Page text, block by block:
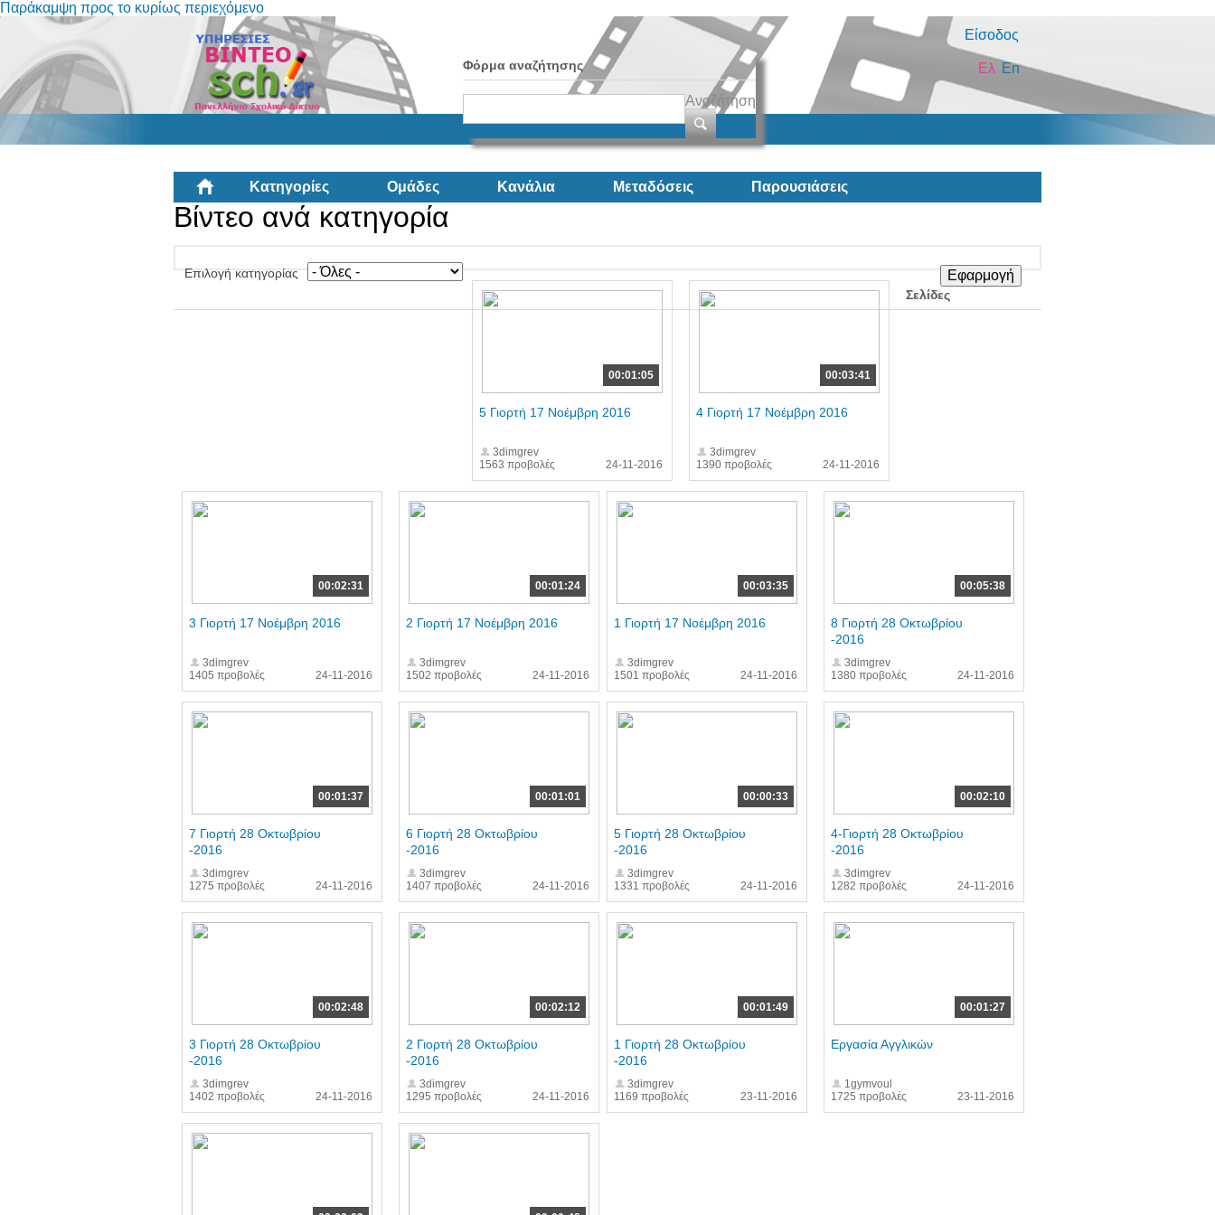
Παράκαμψη προς το κυρίως περιεχόμενο
Είσοδος
Φόρμα αναζήτησης
Αναζήτηση
En
Ελ
Κατηγορίες Ομάδες Κανάλια Μεταδόσεις Παρουσιάσεις
Βίντεο ανά κατηγορία
Επιλογή κατηγορίας
00:01:05
1563 προβολές
5 Γιορτή 17 Νοέμβρη 2016
3dimgrev
24-11-2016
00:03:41
1390 προβολές
4 Γιορτή 17 Νοέμβρη 2016
3dimgrev
24-11-2016
00:02:31
1405 προβολές
3 Γιορτή 17 Νοέμβρη 2016
3dimgrev
24-11-2016
00:01:24
1502 προβολές
2 Γιορτή 17 Νοέμβρη 2016
3dimgrev
24-11-2016
00:03:35
1501 προβολές
1 Γιορτή 17 Νοέμβρη 2016
3dimgrev
24-11-2016
00:05:38
1380 προβολές
8 Γιορτή 28 Οκτωβρίου
-2016
3dimgrev
24-11-2016
00:01:37
1275 προβολές
7 Γιορτή 28 Οκτωβρίου
-2016
3dimgrev
24-11-2016
00:01:01
1407 προβολές
6 Γιορτή 28 Οκτωβρίου
-2016
3dimgrev
24-11-2016
00:00:33
1331 προβολές
5 Γιορτή 28 Οκτωβρίου
-2016
3dimgrev
24-11-2016
00:02:10
1282 προβολές
4-Γιορτή 28 Οκτωβρίου
-2016
3dimgrev
24-11-2016
00:02:48
1402 προβολές
3 Γιορτή 28 Οκτωβρίου
-2016
3dimgrev
24-11-2016
00:02:12
1295 προβολές
2 Γιορτή 28 Οκτωβρίου
-2016
3dimgrev
24-11-2016
00:01:49
1169 προβολές
1 Γιορτή 28 Οκτωβρίου
-2016
3dimgrev
23-11-2016
00:01:27
1725 προβολές
Εργασία Αγγλικών
1gymvoul
23-11-2016
Σελίδες